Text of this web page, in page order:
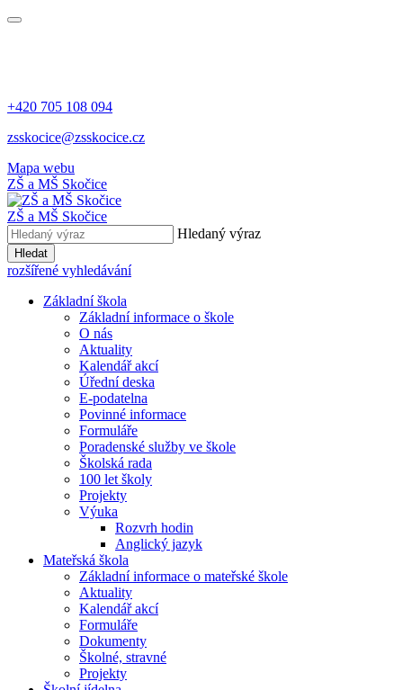
+420 705 108 094
zsskocice@zsskocice.cz
Mapa webu
ZŠ a MŠ Skočice
ZŠ a MŠ Skočice
Hledaný výraz
Hledat
rozšířené vyhledávání
Základní škola
Základní informace o škole
O nás
Aktuality
Kalendář akcí
Úřední deska
E-podatelna
Povinné informace
Formuláře
Poradenské služby ve škole
Školská rada
100 let školy
Projekty
Výuka
Rozvrh hodin
Anglický jazyk
Mateřská škola
Základní informace o mateřské škole
Aktuality
Kalendář akcí
Formuláře
Dokumenty
Školné, stravné
Projekty